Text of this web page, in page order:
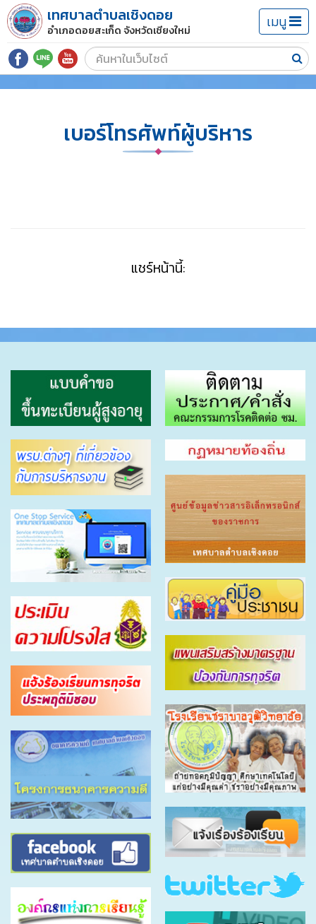
เทศบาลตำบลเชิงดอย
อำเภอดอยสะเก็ด จังหวัดเชียงใหม่ เมนู
เบอร์โทรศัพท์ผู้บริหาร
แชร์หน้านี้: